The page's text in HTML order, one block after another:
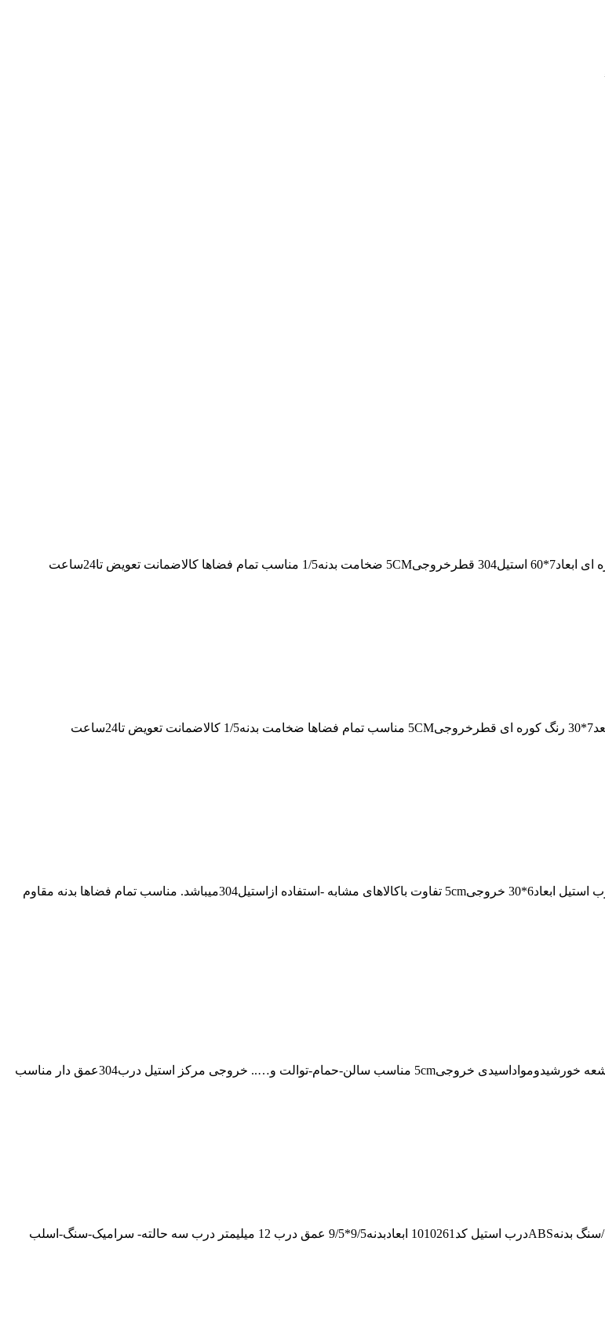
کفشورخطی30مشبک بدنهABSدرب استیل-کاریزما کفشورخطی30cmمشبک بدنهABSدرب استیل ابعاد6*30 خروجی5cm تفاوت باکالاهای مشابه -استفاده ازاستیل304میباشد. مناسب تمام فضاها بدنه مقاوم
کفشورفلت10*10سرامیک بدنهABSمدل درب استیل کاریزما-کفشورفلت10*10سرامیک /سنگ بدنهABSدرب استیل کد1010261 ابعادبدنه9/5*9/5 عمق درب 12 میلیمتر درب سه حالته- سرامیک-سنگ-اسلب